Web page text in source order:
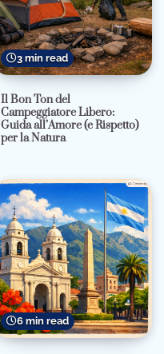
3 min read
Il Bon Ton del
Campeggiatore Libero:
Guida all’Amore (e Rispetto)
per la Natura
6 min read